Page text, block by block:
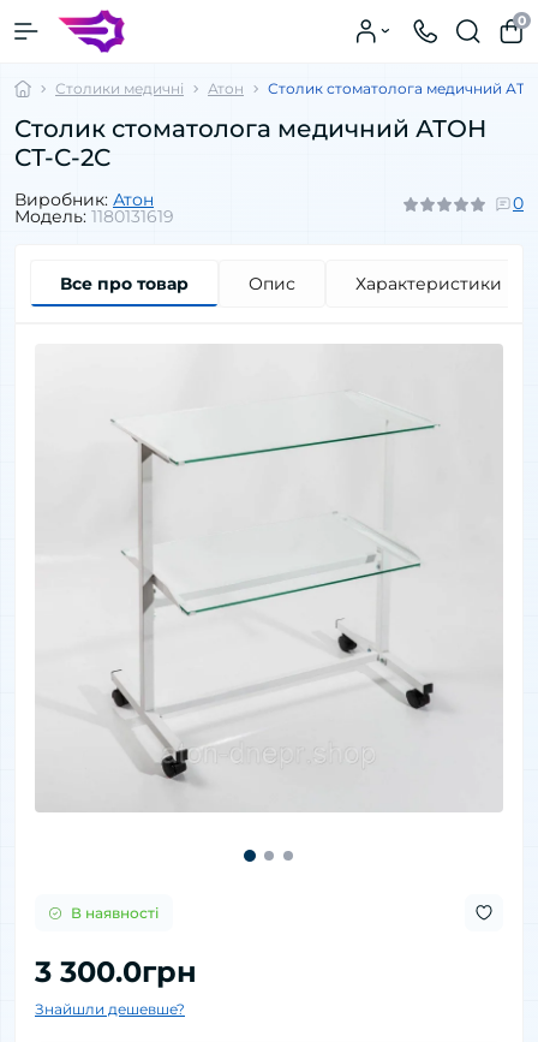
0
Столики медичні Атон Столик стоматолога медичний
Столик стоматолога медичний АТОН
СТ-С-2С
Виробник: Атон
Модель: 1180131619
0
Все про товар Опис Характеристики
В наявності
3 300.0грн
Знайшли дешевше?